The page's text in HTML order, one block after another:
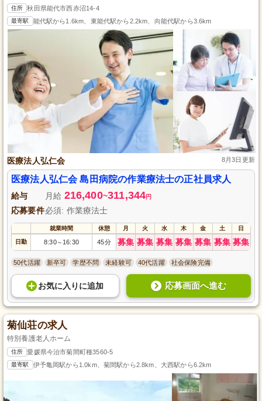
住所 秋田県能代市西赤沼14-4
最寄駅 能代駅から1.6km、東能代駅から2.2km、向能代駅から3.6km
医療法人弘仁会 8月3日更新
医療法人弘仁会 島田病院の作業療法士の正社員求人
給与 月給 216,400~311,344円
応募要件必須: 作業療法士
就業時間 休憩 月 火 水 木 金 土 日
日勤 8:30～ 16:30 45分 募集 募集 募集 募集 募集 募集 募集
50代活躍 新卒可 学歴不問 未経験可 40代活躍 社会保険完備
お気に入り に追加 応募画面へ進む
菊仙荘の求人
特別養護老人ホーム
住所 愛媛県今治市菊間町種3560-5
最寄駅 伊予亀岡駅から1.0km、菊間駅から2.8km、大西駅から6.2km